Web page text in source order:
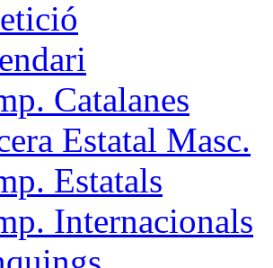
Catalanes
Estatal Masc.
Estatals
Internacionals